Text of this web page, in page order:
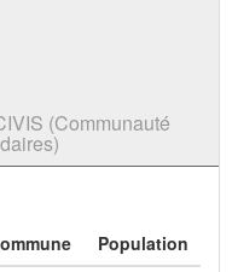
(Communauté
Population